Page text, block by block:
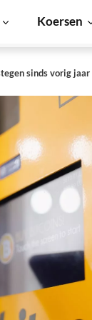
Koersen
sinds vorig jaar